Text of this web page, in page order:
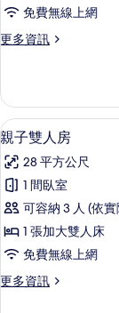
的
有
相
片
免費無線上網
更多資訊
更
四
人
房
詳
情
顯
示
親
子
雙
人
的
6
親子雙人房
28 平方公尺
1 間臥室
可容納 3 人 (依
1 張加大雙人床
免費無線上網
更多資訊
更